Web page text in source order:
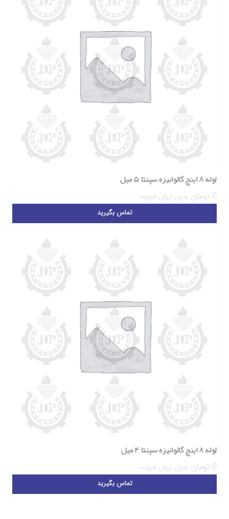
لوله ۸ اینچ گالوانیزه سپنتا ۵ میل
0 تومان بدون ارزش افزوده
تماس بگیرید
لوله ۸ اینچ گالوانیزه سپنتا ۴ میل
0 تومان بدون ارزش افزوده
تماس بگیرید